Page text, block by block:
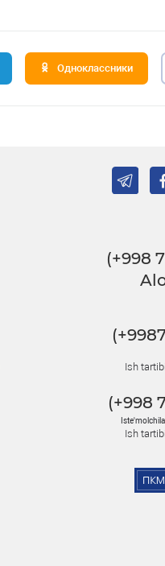
Одноклассники
(+998
Ish
(+998
Ish